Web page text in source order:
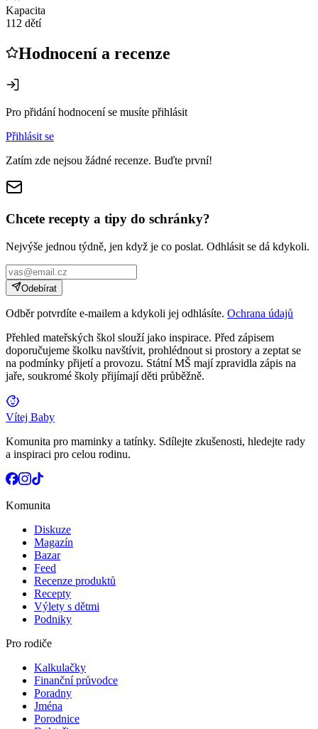
Kapacita
112 dětí
Hodnocení a recenze
Pro přidání hodnocení se musíte přihlásit
Přihlásit se
Zatím zde nejsou žádné recenze. Buďte první!
Chcete recepty a tipy do schránky?
Nejvýše jednou týdně, jen když je co poslat. Odhlásit se dá kdykoli.
Odebírat
Odběr potvrdíte e-mailem a kdykoli jej odhlásíte. Ochrana údajů
Přehled mateřských škol slouží jako inspirace. Před zápisem
doporučujeme školku navštívit, prohlédnout si prostory a zeptat se
na podmínky přijetí a provozu. Státní MŠ mají zpravidla zápis na
jaře, soukromé školy přijímají děti průběžně.
Vítej Baby
Komunita pro maminky a tatínky. Sdílejte zkušenosti, hledejte rady
a inspiraci pro celou rodinu.
Komunita
Diskuze
Magazín
Bazar
Feed
Recenze produktů
Recepty
Výlety s dětmi
Podniky
Pro rodiče
Kalkulačky
Finanční průvodce
Poradny
Jména
Porodnice